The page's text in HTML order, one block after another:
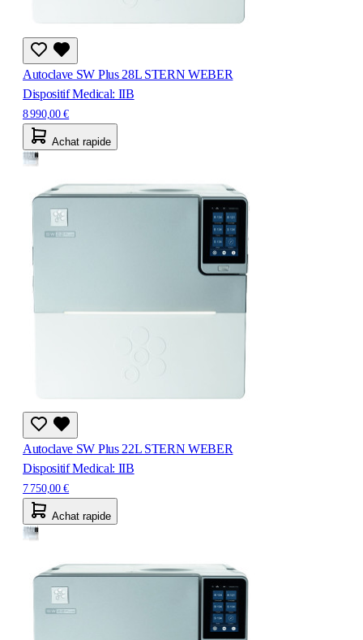
Autoclave SW Plus 28L STERN WEBER
Dispositif Medical: IIB
8 990,00 €
Achat rapide
Autoclave SW Plus 22L STERN WEBER
Dispositif Medical: IIB
7 750,00 €
Achat rapide